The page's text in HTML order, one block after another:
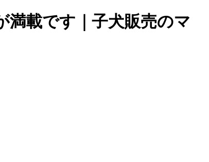
載です｜子犬販売のマ